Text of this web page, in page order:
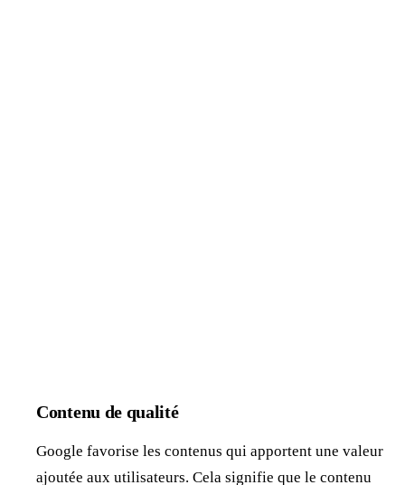
Contenu de qualité
Google favorise les contenus qui apportent une valeur
ajoutée aux utilisateurs. Cela signifie que le contenu